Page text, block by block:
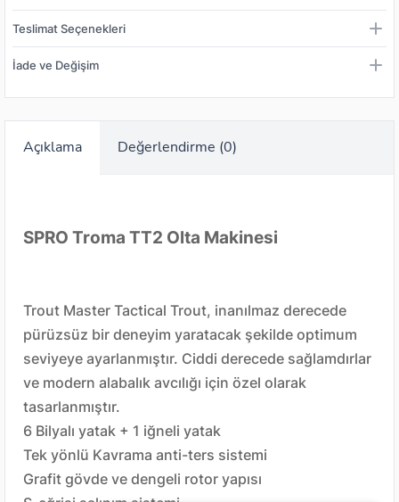
Teslimat Seçenekleri
İade ve Değişim
Açıklama Değerlendirme (0)
SPRO Troma TT2 Olta Makinesi
Trout Master Tactical Trout, inanılmaz derecede
pürüzsüz bir deneyim yaratacak şekilde optimum
seviyeye ayarlanmıştır. Ciddi derecede sağlamdırlar
ve modern alabalık avcılığı için özel olarak
tasarlanmıştır.
6 Bilyalı yatak + 1 iğneli yatak
Tek yönlü Kavrama anti-ters sistemi
Grafit gövde ve dengeli rotor yapısı